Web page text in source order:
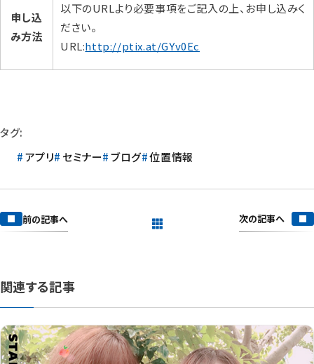
申し込
み方法
以下のURLより必要事項をご記入の上、お申し込みく
ださい。
URL:http://ptix.at/GYv0Ec
タグ:
アプリ
セミナー ブログ 位置情報
前の記事へ 次の記事へ
関連する記事